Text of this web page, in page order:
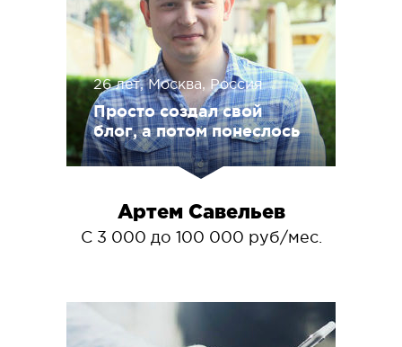
26 лет, Москва, Россия
Просто создал свой
блог, а потом понеслось
Артем Савельев
С 3 000 до 100 000 руб/мес.